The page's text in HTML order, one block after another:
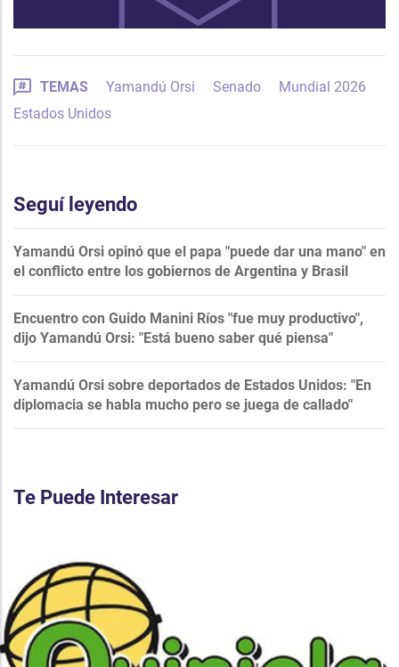
TEMAS Yamandú Orsi Senado
Mundial 2026
Estados Unidos
Seguí leyendo
Yamandú Orsi opinó que el papa "puede dar una mano" en
el conflicto entre los gobiernos de Argentina y Brasil
Encuentro con Guido Manini Ríos "fue muy productivo",
dijo Yamandú Orsi: "Está bueno saber qué piensa"
Yamandú Orsi sobre deportados de Estados Unidos: "En
diplomacia se habla mucho pero se juega de callado"
Te Puede Interesar